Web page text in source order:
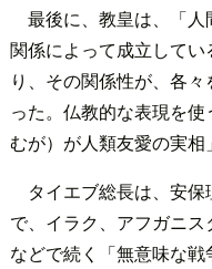
最後に、教皇は、「
関係によって成立して
り、その関係性が、各
った。仏教的な表現を
むが）が人類友愛の実相
タイエブ総長は、安
で、イラク、アフガニ
などで続く「無意味な